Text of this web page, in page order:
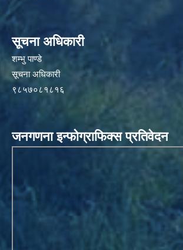
सूचना अधिकारी
शम्भु पाण्डे
सूचना अधिकारी
९८५७०८१८१६
जनगणना इन्फोग्राफिक्स प्रतिवेदन